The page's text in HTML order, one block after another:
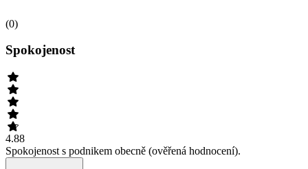
(0)
Spokojenost
4.88
Spokojenost s podnikem obecně (ověřená hodnocení).